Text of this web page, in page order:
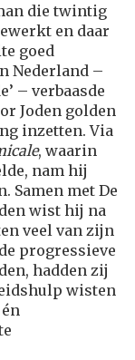
die twintig
en daar
goed
Nederland –
– verbaasde
Joden golden
inzetten. Via
, waarin
nam hij
Samen met De
wist hij na
veel van zijn
progressieve
hadden zij
wisten